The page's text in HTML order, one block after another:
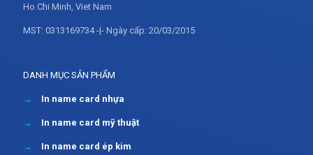
Ho Chi Minh, Viet Nam
MST: 0313169734 -|- Ngày cấp: 20/03/2015
DANH MỤC SẢN PHẨM
→ In name card nhựa
→ In name card mỹ thuật
→ In name card ép kim